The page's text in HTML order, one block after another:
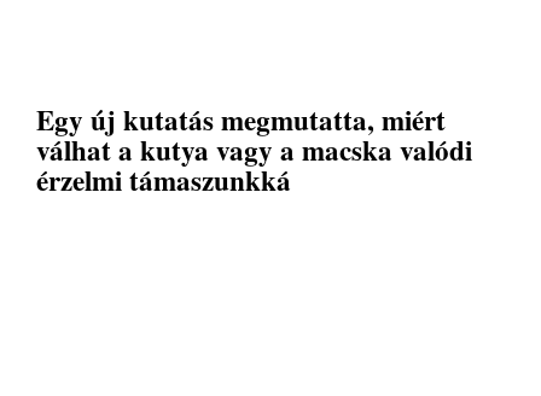
Egy új kutatás megmutatta, miért
válhat a kutya vagy a macska valódi
érzelmi támaszunkká